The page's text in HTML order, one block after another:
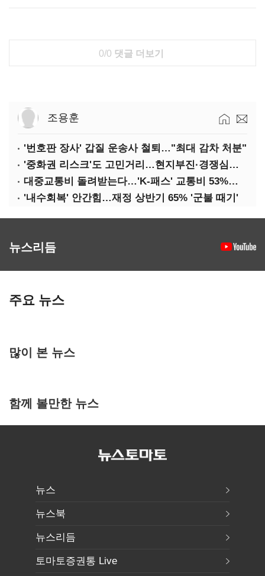
0/0 댓글 더보기
조용훈
'번호판 장사' 갑질 운송사 철퇴…"최대 감차 처분"
'중화권 리스크'도 고민거리…현지부진·경쟁심화·양안냉각
대중교통비 돌려받는다…'K-패스' 교통비 53%까지 환급
'내수회복' 안간힘…재정 상반기 65% '군불 때기'
뉴스리듬
주요 뉴스
많이 본 뉴스
함께 볼만한 뉴스
뉴스
뉴스북
뉴스리듬
토마토증권통 Live